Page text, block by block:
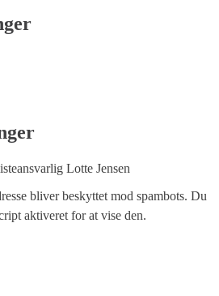
Lotte Jensen
bliver beskyttet mod spambots. Du
aktiveret for at vise den.